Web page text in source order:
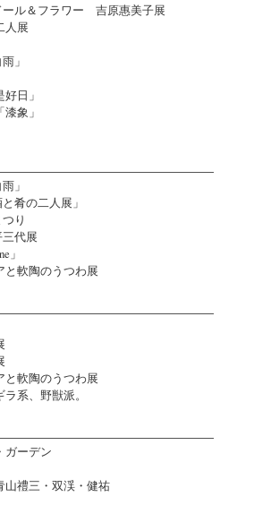
ル＆フラワー 吉原惠美子展
人展
」
日」
象」
」
肴の二人展」
り
代展
」
と軟陶のうつわ展
と軟陶のうつわ展
系、野獣派。
ガーデン
禮三・双渓・健祐